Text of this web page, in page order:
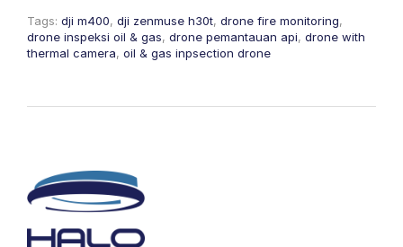
Tags: dji m400, dji zenmuse h30t, drone fire monitoring,
drone inspeksi oil & gas, drone pemantauan api, drone with
thermal camera, oil & gas inpsection drone